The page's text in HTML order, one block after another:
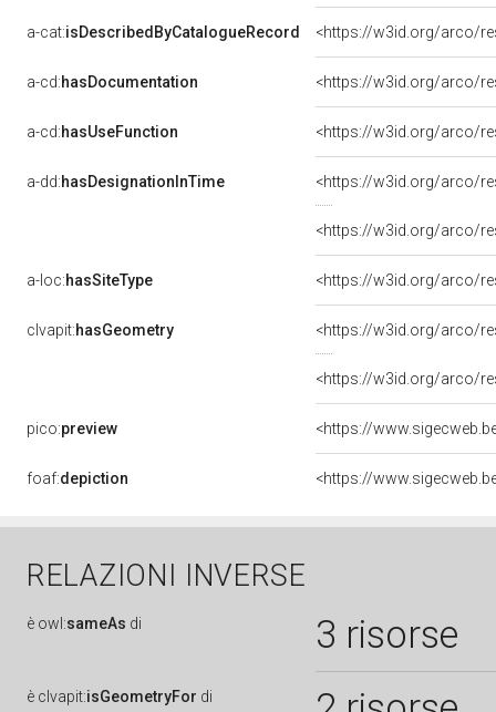
a-cat:isDescribedByCatalogueRecord <https://w3id.org/arco/
a-cd:hasDocumentation
a-cd:hasUseFunction <https://w3id.org/arco/
a-dd:hasDesignationInTime
a-loc:hasSiteType <https://w3id.org/arco/
clvapit:hasGeometry <https://w3id.org/arco/
<https://w3id.org/arco/
pico:preview
foaf:depiction
RELAZIONI INVERSE
è owl:sameAs di 3 risorse
è clvapit:isGeometryFor di